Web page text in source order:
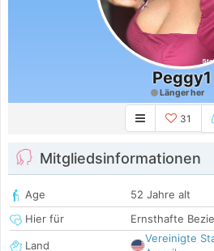
Peggy1
Länger her
31
Mitgliedsinformationen
Age
52 Jahre alt
Hier für
Ernsthafte
Land
Vereinigte